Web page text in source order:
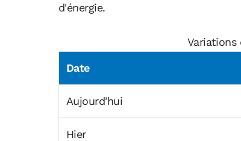
d'énergie.
Variations
Date
Aujourd'hui
Hier